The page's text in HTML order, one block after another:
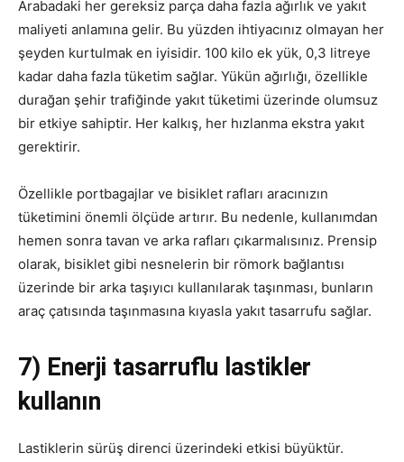
Arabadaki her gereksiz parça daha fazla ağırlık ve yakıt
maliyeti anlamına gelir. Bu yüzden ihtiyacınız olmayan her
şeyden kurtulmak en iyisidir. 100 kilo ek yük, 0,3 litreye
kadar daha fazla tüketim sağlar. Yükün ağırlığı, özellikle
durağan şehir trafiğinde yakıt tüketimi üzerinde olumsuz
bir etkiye sahiptir. Her kalkış, her hızlanma ekstra yakıt
gerektirir.
Özellikle portbagajlar ve bisiklet rafları aracınızın
tüketimini önemli ölçüde artırır. Bu nedenle, kullanımdan
hemen sonra tavan ve arka rafları çıkarmalısınız. Prensip
olarak, bisiklet gibi nesnelerin bir römork bağlantısı
üzerinde bir arka taşıyıcı kullanılarak taşınması, bunların
araç çatısında taşınmasına kıyasla yakıt tasarrufu sağlar.
7) Enerji tasarruflu lastikler
kullanın
Lastiklerin sürüş direnci üzerindeki etkisi büyüktür.